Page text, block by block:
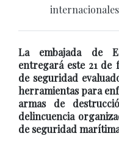
internacionales
La embajada de
entregará este 21 de
de seguridad
herramientas para
armas de
delincuencia
de seguridad